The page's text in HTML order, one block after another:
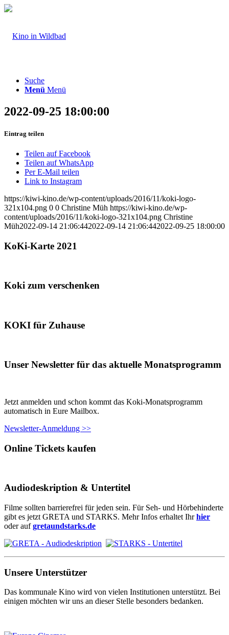
Suche
Menü Menü
2022-09-25 18:00:00
Eintrag teilen
Teilen auf Facebook
Teilen auf WhatsApp
Per E-Mail teilen
Link to Instagram
https://kiwi-kino.de/wp-content/uploads/2016/11/koki-logo-
321x104.png 0 0 Christine Müh https://kiwi-kino.de/wp-
content/uploads/2016/11/koki-logo-321x104.png Christine
Müh2022-09-14 21:06:442022-09-14 21:06:442022-09-25 18:00:00
KoKi-Karte 2021
Koki zum verschenken
KOKI für Zuhause
Unser Newsletter für das aktuelle Monatsprogramm
Jetzt anmelden und schon kommt das Koki-Monatsprogramm
automatisch in Eure Mailbox.
Newsletter-Anmeldung >>
Online Tickets kaufen
Audiodeskription & Untertitel
Filme sollten barrierefrei für jeden sein. Für Seh- und Hörbehinderte
gibt es jetzt GRETA und STARKS. Mehr Infos erhaltet Ihrhier
oder aufgretaundstarks.de
Unsere Unterstützer
Das kommunale Kino wird von vielen Institutionen unterstützt. Bei
einigen möchten wir uns an dieser Stelle besonders bedanken.